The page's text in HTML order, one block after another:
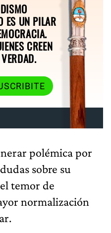
ES UN PILAR
CREEN
polémica por
sobre su
temor de
normalización